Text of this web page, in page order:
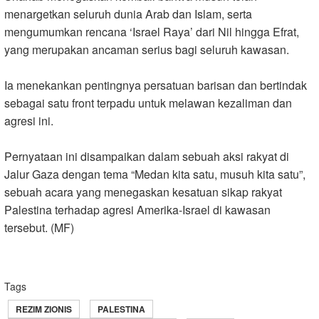
menargetkan seluruh dunia Arab dan Islam, serta
mengumumkan rencana ‘Israel Raya’ dari Nil hingga Efrat,
yang merupakan ancaman serius bagi seluruh kawasan.
Ia menekankan pentingnya persatuan barisan dan bertindak
sebagai satu front terpadu untuk melawan kezaliman dan
agresi ini.
Pernyataan ini disampaikan dalam sebuah aksi rakyat di
Jalur Gaza dengan tema “Medan kita satu, musuh kita satu”,
sebuah acara yang menegaskan kesatuan sikap rakyat
Palestina terhadap agresi Amerika-Israel di kawasan
tersebut. (MF)
Tags
REZIM ZIONIS PALESTINA